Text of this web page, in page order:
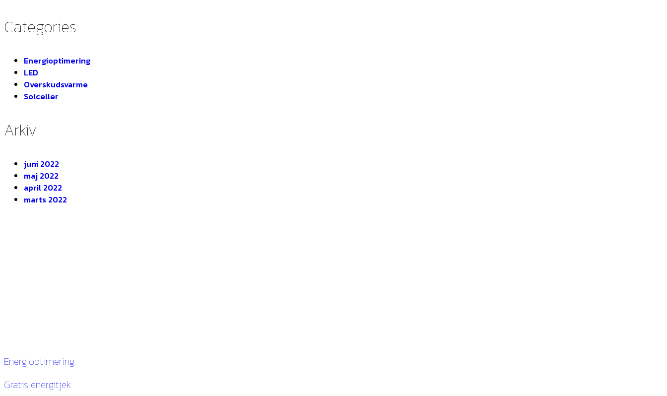
Categories
Energioptimering
LED
Overskudsvarme
Solceller
Arkiv
juni 2022
maj 2022
april 2022
marts 2022
Energioptimering
Gratis energitjek